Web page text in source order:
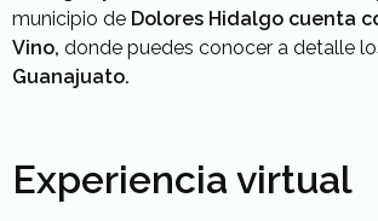
municipio de Dolores Hidalgo cuenta
Vino, donde puedes conocer a detalle
Guanajuato.
Experiencia virtual